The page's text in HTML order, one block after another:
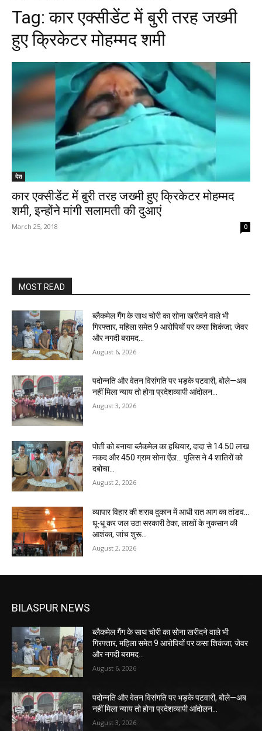
Tag:कार एक्सीडेंट में बुरी तरह जख्मी
हुए क्रिकेटर मोहम्मद शमी
देश
कार एक्सीडेंट में बुरी तरह जख्मी हुए क्रिकेटर मोहम्मद
शमी, इन्होंने मांगी सलामती की दुआएं
March 25, 2018 0
MOST READ
ब्लैकमेल गैंग के साथ चोरी का सोना खरीदने वाले भी
गिरफ्तार, महिला समेत 9 आरोपियों पर कसा शिकंजा; जेवर
और नगदी बरामद…
August 6, 2026
पदोन्नति और वेतन विसंगति पर भड़के पटवारी, बोले—अब
नहीं मिला न्याय तो होगा प्रदेशव्यापी आंदोलन…
August 3, 2026
पोती को बनाया ब्लैकमेल का हथियार, दादा से 14.50 लाख
नकद और 450 ग्राम सोना ऐंठा… पुलिस ने 4 शातिरों को
दबोचा…
August 2, 2026
व्यापार विहार की शराब दुकान में आधी रात आग का तांडव…
धू-धू कर जल उठा सरकारी ठेका, लाखों के नुकसान की
आशंका, जांच शुरू…
August 2, 2026
BILASPUR NEWS
ब्लैकमेल गैंग के साथ चोरी का सोना खरीदने वाले भी
गिरफ्तार, महिला समेत 9 आरोपियों पर कसा शिकंजा; जेवर
और नगदी बरामद…
August 6, 2026
पदोन्नति और वेतन विसंगति पर भड़के पटवारी, बोले—अब
नहीं मिला न्याय तो होगा प्रदेशव्यापी आंदोलन…
August 3, 2026